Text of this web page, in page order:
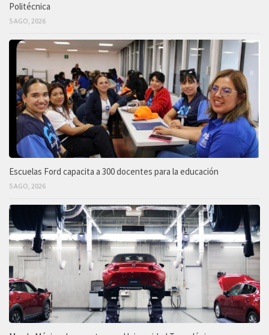
Politécnica
5 AGO, 2026
Escuelas Ford capacita a 300 docentes para la educación
5 AGO, 2026